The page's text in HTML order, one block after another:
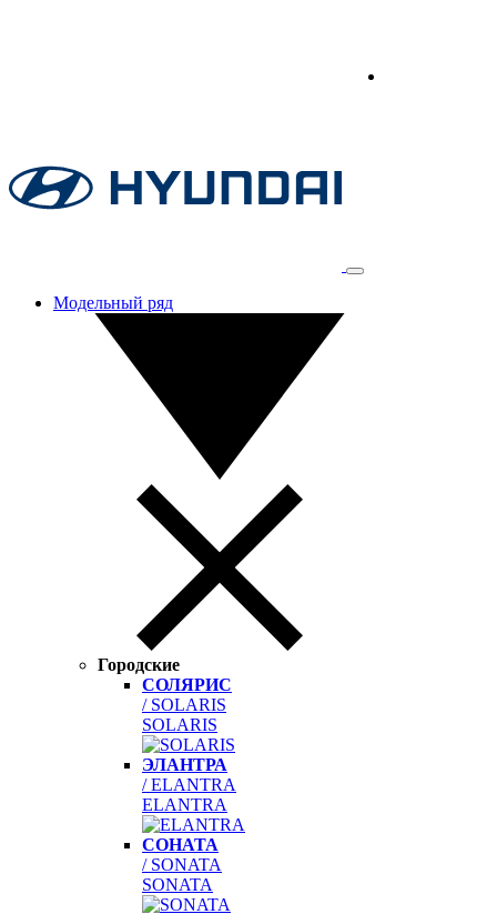
Модельный ряд
Городские
СОЛЯРИС
/ SOLARIS
SOLARIS
ЭЛАНТРА
/ ELANTRA
ELANTRA
СОНАТА
/ SONATA
SONATA